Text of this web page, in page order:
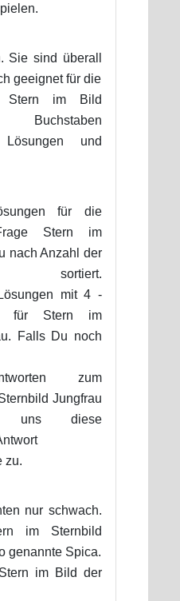
Sie sind überall
geeignet für die
Stern im Bild
Lösungen und
für die
Frage Stern im
nach Anzahl der
sortiert.
mit 4 -
für Stern im
Falls Du noch
zum
Jungfrau
uns diese
zu.
nur schwach.
im Sternbild
genannte Spica.
im Bild der